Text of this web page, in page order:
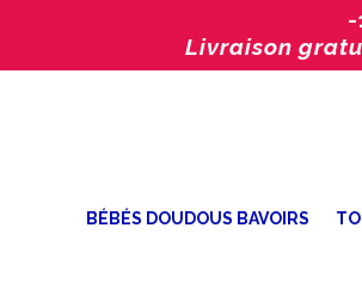
-
Livraison
BÉBÉS DOUDOUS BAVOIRS